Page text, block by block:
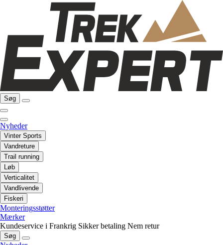
Søg
Nyheder
Vinter Sports
Vandreture
Trail running
Løb
Verticalitet
Vandlivende
Fiskeri
Monteringsstøtter
Mærker
Kundeservice i Frankrig Sikker betaling Nem retur
Søg